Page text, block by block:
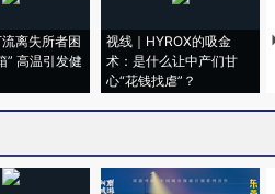
离失所者困
” 高温引发健
视线｜HYROX的吸金
术：是什么让中产们甘
心“花钱找虐”？